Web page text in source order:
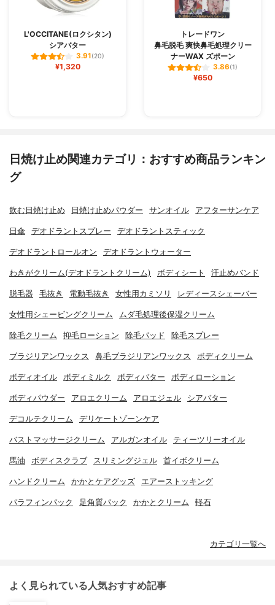
L'OCCITANE(ロクシタン)
シアバター
3.91(20)
¥1,320
トレードワン
鼻毛脱毛 爽快鼻毛処理クリー
ナーWAX ズポーン
3.86(1)
¥650
日焼け止め関連カテゴリ：おすすめ商品ランキン
グ
飲む日焼け止め 日焼け止めパウダー サンオイル アフターサンケア
日傘 デオドラントスプレー デオドラントスティック
デオドラントロールオン デオドラントウォーター
わきがクリーム(デオドラントクリーム) ボディシート 汗止めバンド
脱毛器 毛抜き 電動毛抜き 女性用カミソリ レディースシェーバー
女性用シェービングクリーム ムダ毛処理後保湿クリーム
除毛クリーム 抑毛ローション 除毛パッド 除毛スプレー
ブラジリアンワックス 鼻毛ブラジリアンワックス ボディクリーム
ボディオイル ボディミルク ボディバター ボディローション
ボディパウダー アロエクリーム アロエジェル シアバター
デコルテクリーム デリケートゾーンケア
バストマッサージクリーム アルガンオイル ティーツリーオイル
馬油 ボディスクラブ スリミングジェル 首イボクリーム
ハンドクリーム かかとケアグッズ エアーストッキング
パラフィンパック 足角質パック かかとクリーム 軽石
カテゴリ一覧へ
よく見られている人気おすすめ記事